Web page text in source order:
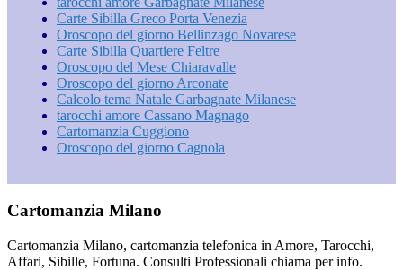
Carte Sibilla Greco Porta Venezia
Oroscopo del giorno Bellinzago Novarese
Carte Sibilla Quartiere Feltre
Oroscopo del Mese Chiaravalle
Oroscopo del giorno Arconate
Calcolo tema Natale Garbagnate Milanese
tarocchi amore Cassano Magnago
Cartomanzia Cuggiono
Oroscopo del giorno Cagnola
Footer
Cartomanzia Milano
Cartomanzia Milano, cartomanzia telefonica in Amore, Tarocchi,
Affari, Sibille, Fortuna. Consulti Professionali chiama per info.